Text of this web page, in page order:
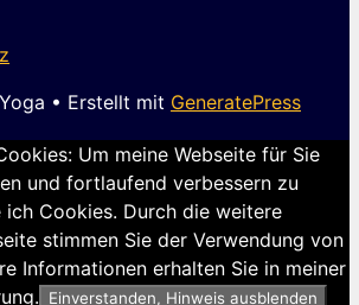
• Erstellt mit GeneratePress
Um meine Webseite für Sie
und fortlaufend verbessern zu
ich Cookies. Durch die weitere
stimmen Sie der Verwendung von
Informationen erhalten Sie in meiner
Einverstanden, Hinweis ausblenden